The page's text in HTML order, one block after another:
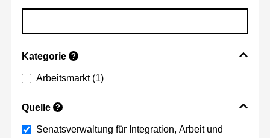
Kategorie ?
Arbeitsmarkt (1)
Quelle ?
Senatsverwaltung für Integration, Arbeit und